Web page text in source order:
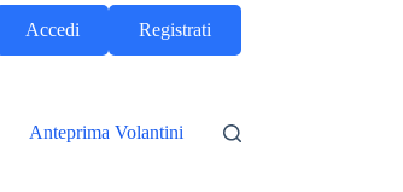
Accedi Registrati
Anteprima Volantini